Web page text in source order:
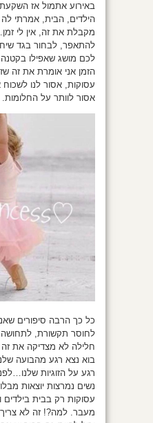
באירוע אתמול אז
הילדים, הבית, אמרתי לה
מקבלת את זה, אין לי
להתאפר, לבחור בגד
לכם מושג שאפילו
הזמן אני אומרת את זה
עסוקות, אסור לנו לשכוח
אסור לוותר על החלומות.
כל כך הרבה סיפורים
לחוסר תקשורת, לתחושה
חלילה לא מצדיקה את
בוא נצא רגע מהבועה
רגע על הזוגיות
נשים נמרצות יוצאות
עסוקות רק בבית
מעבר. למה?! זה לא צריך